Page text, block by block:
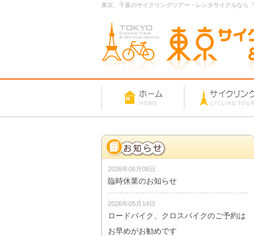
東京、千葉のサイクリングツアー・レンタサイクルな
2026年06月06日
臨時休業のお知らせ
2026年05月14日
ロードバイク、クロスバイクのご予約は
お早めがお勧めです